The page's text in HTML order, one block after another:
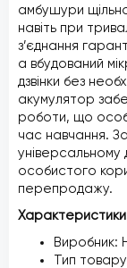
амбушури
навіть при
з’єднання
а вбудований
дзвінки без
акумулятор
роботи, що
час навчання.
універсальному
особистого
перепродажу.
Виробник:
Тип